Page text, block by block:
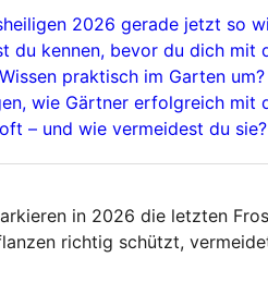
2026 gerade jetzt so
du kennen, bevor du dich mit
praktisch im Garten um?
wie Gärtner erfolgreich mit
– und wie vermeidest du sie?
in 2026 die letzten
richtig schützt,